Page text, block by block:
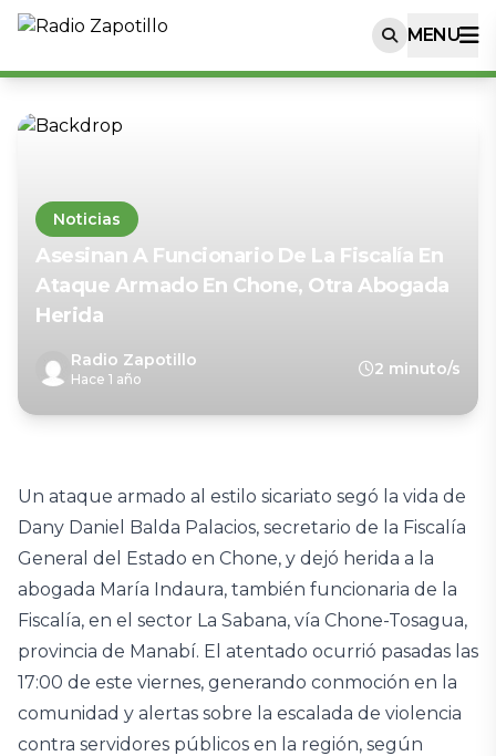
MENU
Noticias
Asesinan A Funcionario De La Fiscalía En
Ataque Armado En Chone, Otra Abogada
Herida
Radio Zapotillo
Hace 1 año
2 minuto/s
Un ataque armado al estilo sicariato segó la vida de
Dany Daniel Balda Palacios, secretario de la Fiscalía
General del Estado en Chone, y dejó herida a la
abogada María Indaura, también funcionaria de la
Fiscalía, en el sector La Sabana, vía Chone-Tosagua,
provincia de Manabí. El atentado ocurrió pasadas las
17:00 de este viernes, generando conmoción en la
comunidad y alertas sobre la escalada de violencia
contra servidores públicos en la región, según